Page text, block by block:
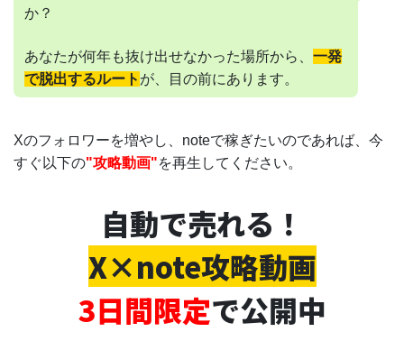
か？
あなたが何年も抜け出せなかった場所から、 一発
で脱出するルート が、目の前にあります。
Xのフォロワーを増やし、noteで稼ぎたいのであれば、今
すぐ以下の"攻略動画"を再生してください。
自動で売れる！
X×note攻略動画
3日間限定で公開中